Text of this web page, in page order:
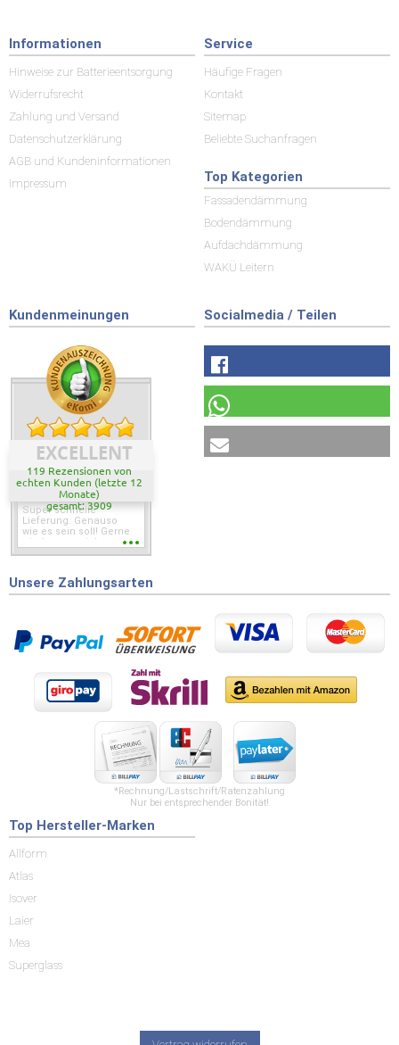
Informationen
Hinweise zur Batterieentsorgung
Widerrufsrecht
Zahlung und Versand
Datenschutzerklärung
AGB und Kundeninformationen
Impressum
Service
Häufige Fragen
Kontakt
Sitemap
Beliebte Suchanfragen
Top Kategorien
Fassadendämmung
Bodendämmung
Aufdachdämmung
WAKÜ Leitern
Kundenmeinungen
EXCELLENT
119 Rezensionen von
echten Kunden (letzte 12
Monate)
gesamt: 3909
Super schnelle
Lieferung. Genauso
wie es sein soll! Gerne
wieder wenn ich was
Socialmedia / Teilen
Unsere Zahlungsarten
*Rechnung/Lastschrift/Ratenzahlung
Nur bei entsprechender Bonität!
Top Hersteller-Marken
Allform
Atlas
Isover
Laier
Mea
Superglass